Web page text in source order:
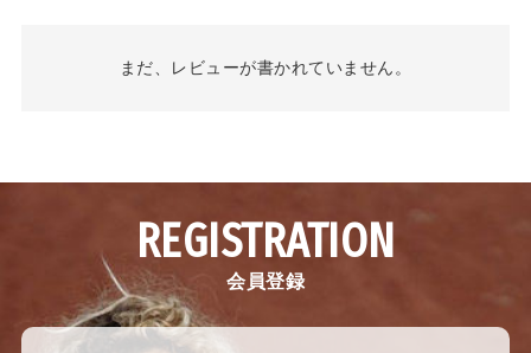
まだ、レビューが書かれていません。
REGISTRATION
会員登録